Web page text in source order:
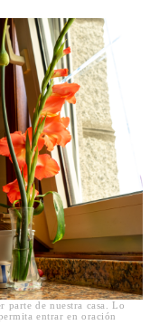
parte de nuestra casa. Lo
entrar en oración